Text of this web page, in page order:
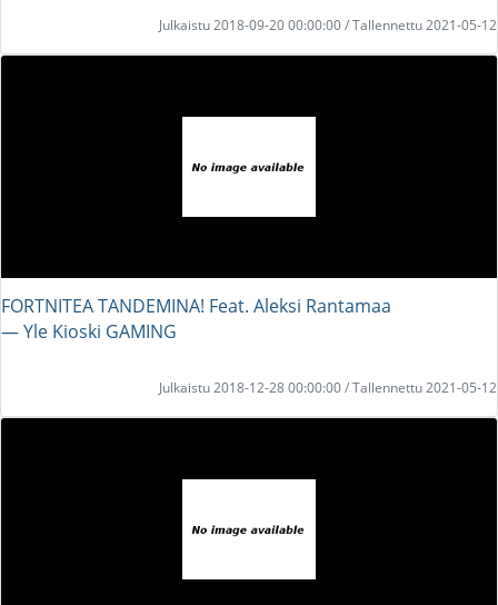
Julkaistu 2018-09-20 00:00:00 / Tallennettu 2021-05-12
FORTNITEA TANDEMINA! Feat. Aleksi Rantamaa
― Yle Kioski GAMING
Julkaistu 2018-12-28 00:00:00 / Tallennettu 2021-05-12